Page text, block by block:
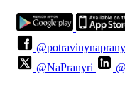
@NaPranyri